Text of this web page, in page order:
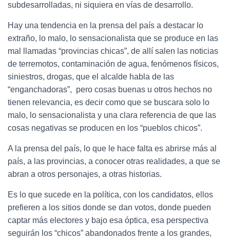
subdesarrolladas, ni siquiera en vías de desarrollo.
Hay una tendencia en la prensa del país a destacar lo
extraño, lo malo, lo sensacionalista que se produce en las
mal llamadas “provincias chicas”, de allí salen las noticias
de terremotos, contaminación de agua, fenómenos físicos,
siniestros, drogas, que el alcalde habla de las
“enganchadoras”, pero cosas buenas u otros hechos no
tienen relevancia, es decir como que se buscara solo lo
malo, lo sensacionalista y una clara referencia de que las
cosas negativas se producen en los “pueblos chicos”.
A la prensa del país, lo que le hace falta es abrirse más al
país, a las provincias, a conocer otras realidades, a que se
abran a otros personajes, a otras historias.
Es lo que sucede en la política, con los candidatos, ellos
prefieren a los sitios donde se dan votos, donde pueden
captar más electores y bajo esa óptica, esa perspectiva
seguirán los “chicos” abandonados frente a los grandes,